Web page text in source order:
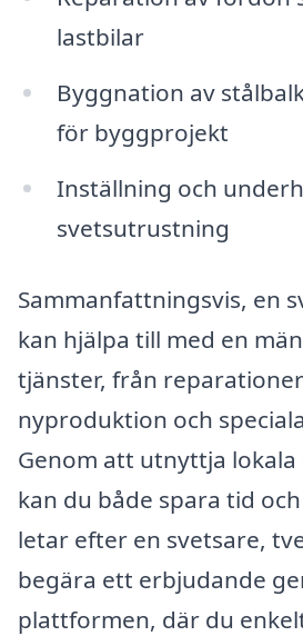
lastbilar
Byggnation av
för byggprojekt
Inställning och
svetsutrustning
Sammanfattningsvis, en
kan hjälpa till med en
tjänster, från
nyproduktion och
Genom att utnyttja
kan du både spara tid
letar efter en svetsare,
begära ett erbjudande
plattformen, där du